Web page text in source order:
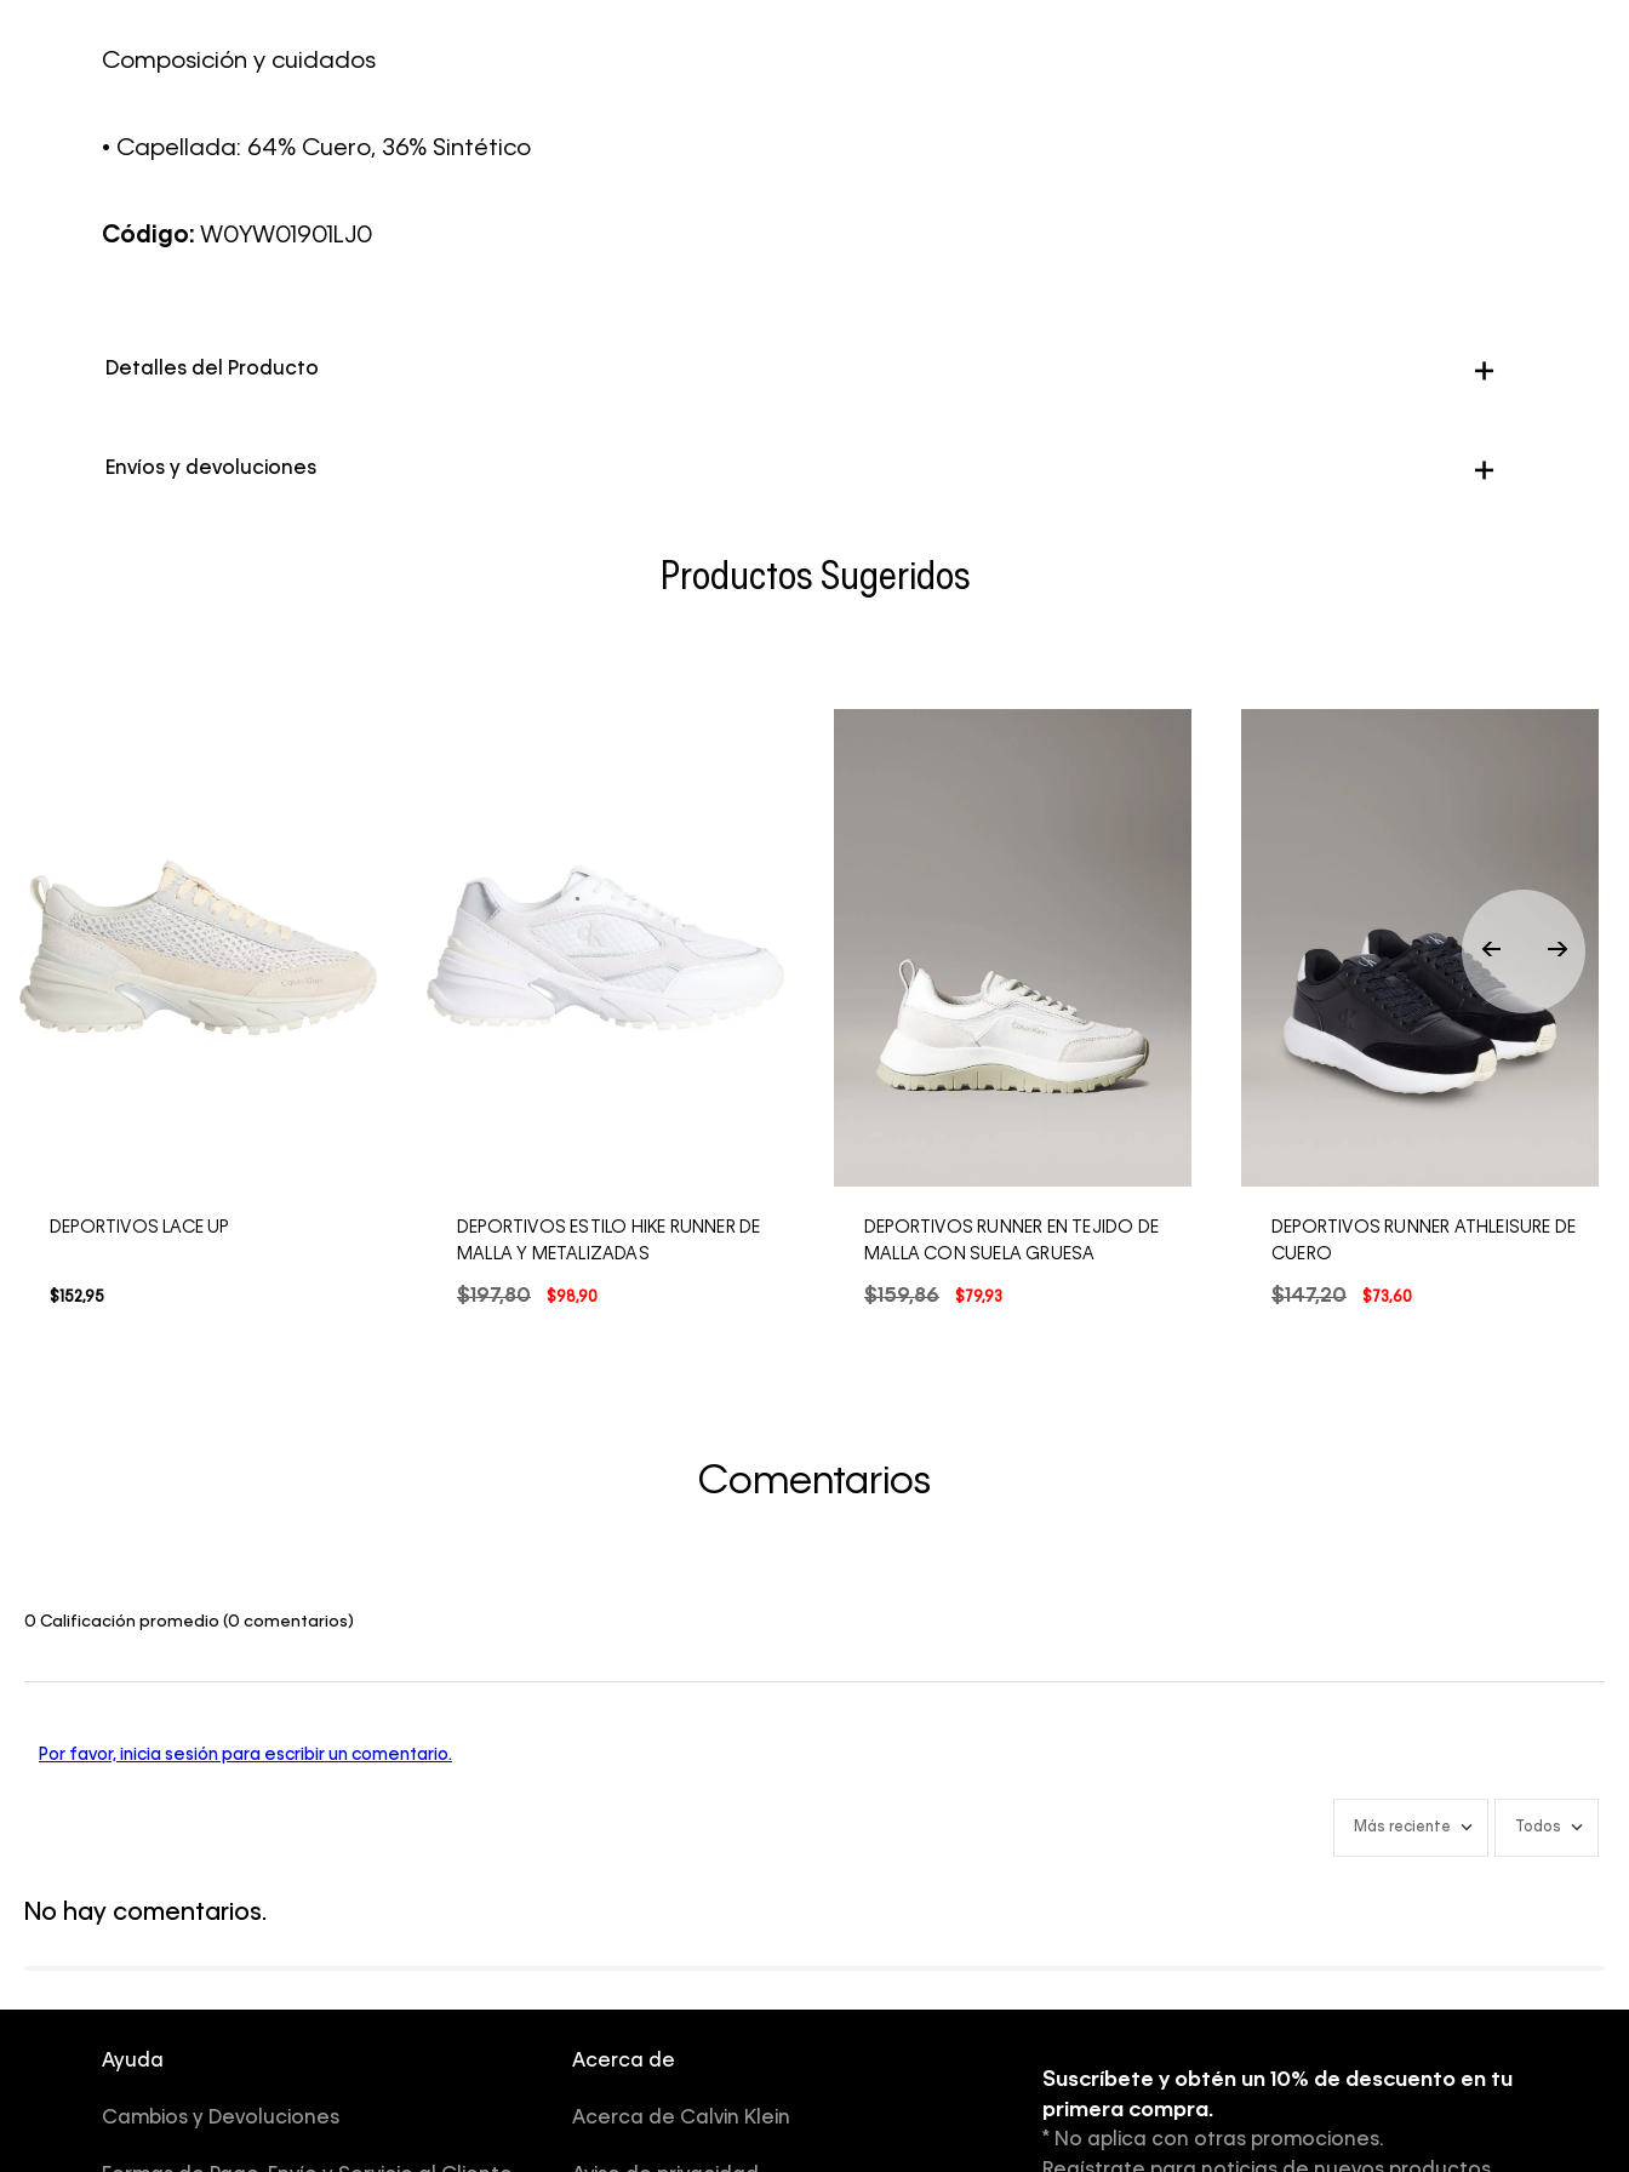
Composición y cuidados
• Capellada: 64% Cuero, 36% Sintético
Código: W0YW01901LJ0
Detalles del Producto
Color Blanco
Envíos y devoluciones
Productos Sugeridos
DEPORTIVOS LACE UP
$152,95
DEPORTIVOS ESTILO HIKE RUNNER DE
MALLA Y METALIZADAS
$197,80 $98,90
DEPORTIVOS RUNNER EN TEJIDO DE
MALLA CON SUELA GRUESA
$159,86 $79,93
DEPORTIVOS RUNNER ATHLEISURE DE
CUERO
$147,20 $73,60
Comentarios
0 Calificación promedio (0 comentarios)
Por favor, inicia sesión para escribir un comentario.
Más reciente Todos
No hay comentarios.
Ayuda
Cambios y Devoluciones
Acerca de
Acerca de Calvin Klein
Suscríbete y obtén un 10% de descuento en tu
primera compra.
* No aplica con otras promociones.